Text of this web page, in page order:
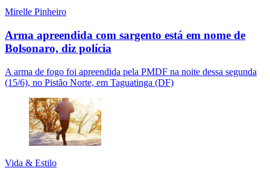
Mirelle Pinheiro
Arma apreendida com sargento está em nome de
Bolsonaro, diz polícia
A arma de fogo foi apreendida pela PMDF na noite dessa segunda
(15/6), no Pistão Norte, em Taguatinga (DF)
Vida & Estilo